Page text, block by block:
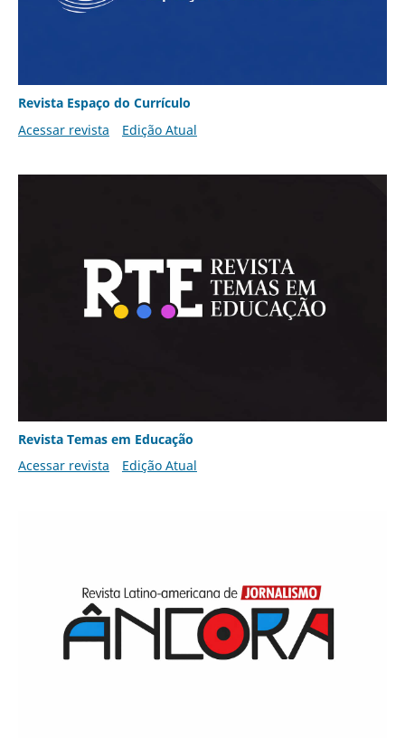
Revista Espaço do Currículo
Acessar revista
Edição Atual
Revista Temas em Educação
Acessar revista
Edição Atual